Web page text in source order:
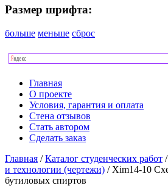
Размер шрифта:
больше меньше сброс
Главная
О проекте
Условия, гарантия и оплата
Стена отзывов
Стать автором
Сделать заказ
Главная /Каталог студенческих работ /
и технологии (чертежи) / Xim14-10
бутиловых спиртов